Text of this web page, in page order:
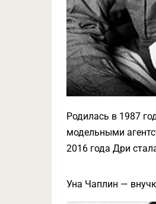
Родилась в 1987
модельными
2016 года Дри
Уна Чаплин —